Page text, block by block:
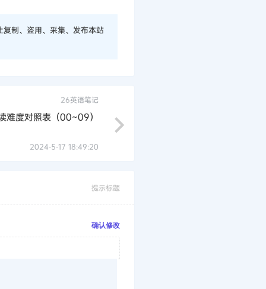
制、盗用、采集、发布本站
26英语笔记
难度对照表（00~09）
2024-5-17 18:49:20
提示标题
确认修改